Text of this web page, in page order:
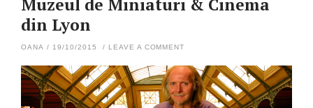
din Lyon
OANA / 19/10/2015 / LEAVE A COMMENT